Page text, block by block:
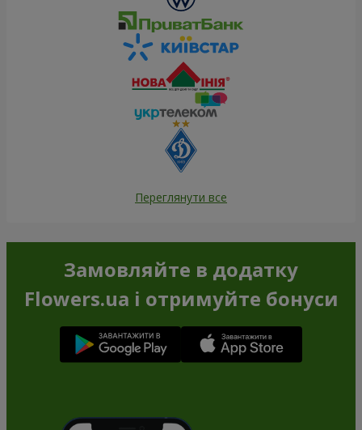
Переглянути все
Замовляйте в додатку
Flowers.ua і отримуйте бонуси